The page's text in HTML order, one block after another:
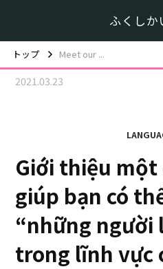
ふくし
トップ Meet our ...
2021.03.23
Giới thiệu
giúp bạn có
“những người
trong lĩnh vực